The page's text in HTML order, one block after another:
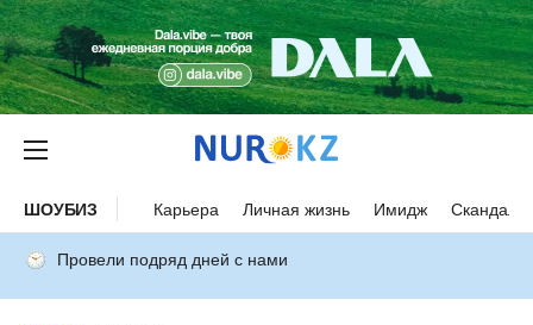
ШОУБИЗ Карьера Личная жизнь Имидж Скандалы
Провели подряд дней с нами